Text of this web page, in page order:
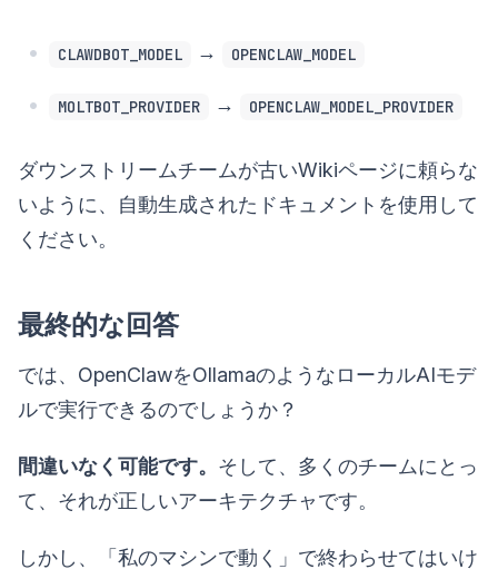
CLAWDBOT_MODEL → OPENCLAW_MODEL
MOLTBOT_PROVIDER → OPENCLAW_MODEL_PROVIDER
ダウンストリームチームが古いWikiページに頼らな
いように、自動生成されたドキュメントを使用して
ください。
最終的な回答
では、OpenClawをOllamaのようなローカルAIモデ
ルで実行できるのでしょうか？
間違いなく可能です。 そして、多くのチームにとっ
て、それが正しいアーキテクチャです。
しかし、「私のマシンで動く」で終わらせてはいけ